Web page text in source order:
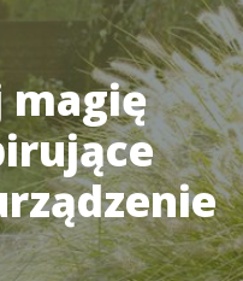
magię